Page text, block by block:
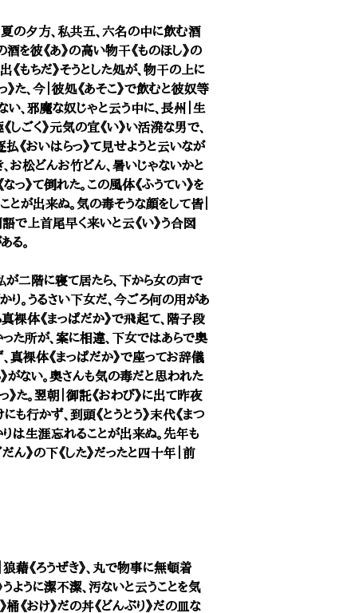
夏の夕方、私共五、六名の中に飲む酒
酒を彼《あ》の高い物干《ものほし》の
もちだ》そうとした処が、物干の上に
》た、今｜彼処《あそこ》で飲むと彼奴等
い、邪魔な奴じゃと云う中に、長州｜生
しごく》元気の宜《い》い活溌な男で、
《おいはらっ》て見せようと云いなが
お松どんお竹どん、暑いじゃないかと
っ》て倒れた。この風体《ふうてい》を
とが出来ぬ。気の毒そうな顔をして皆｜
語で上首尾早く来いと云《い》う合図
る。
が二階に寝て居たら、下から女の声で
。うるさい下女だ、今ごろ何の用があ
真裸体《まっぱだか》で飛起て、階子段
った所が、案に相違、下女ではあらで奥
、真裸体《まっぱだか》で座ってお辞儀
がない。奥さんも気の毒だと思われた
た。翌朝｜御託《おわび》に出て昨夜
も行かず、到頭《とうとう》末代《まつ
は生涯忘れることが出来ぬ。先年も
ん》の下《した》だったと四十年｜前
藉《ろうぜき》、丸で物事に無頓着
うように潔不潔、汚ないと云うことを気
桶《おけ》だの丼《どんぶり》だの皿な